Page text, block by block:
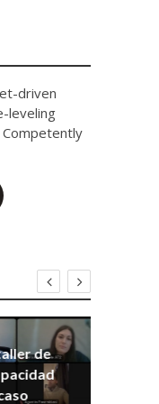
driven
leveling
de